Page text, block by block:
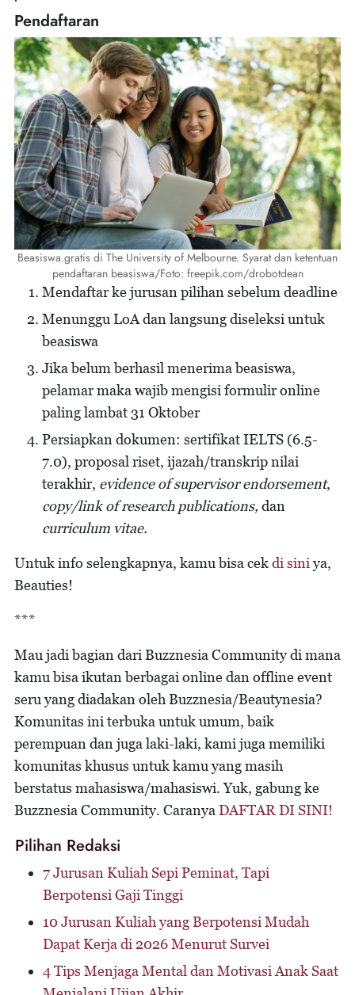
Pendaftaran
Beasiswa gratis di The University of Melbourne. Syarat dan ketentuan
pendaftaran beasiswa/Foto: freepik.com/drobotdean
Mendaftar ke jurusan pilihan sebelum deadline
Menunggu LoA dan langsung diseleksi untuk
beasiswa
Jika belum berhasil menerima beasiswa,
pelamar maka wajib mengisi formulir online
paling lambat 31 Oktober
Persiapkan dokumen: sertifikat IELTS (6.5-
7.0), proposal riset, ijazah/transkrip nilai
terakhir, evidence of supervisor endorsement,
copy/link of research publications, dan
curriculum vitae.
Untuk info selengkapnya, kamu bisa cekdi siniya,
Beauties!
***
Mau jadi bagian dari Buzznesia Community di mana
kamu bisa ikutan berbagai online dan offline event
seru yang diadakan oleh Buzznesia/Beautynesia?
Komunitas ini terbuka untuk umum, baik
perempuan dan juga laki-laki, kami juga memiliki
komunitas khusus untuk kamu yang masih
berstatus mahasiswa/mahasiswi. Yuk, gabung ke
Buzznesia Community. Caranya DAFTAR DI SINI!
Pilihan Redaksi
7 Jurusan Kuliah Sepi Peminat, Tapi
Berpotensi Gaji Tinggi
10 Jurusan Kuliah yang Berpotensi Mudah
Dapat Kerja di 2026 Menurut Survei
4 Tips Menjaga Mental dan Motivasi Anak Saat